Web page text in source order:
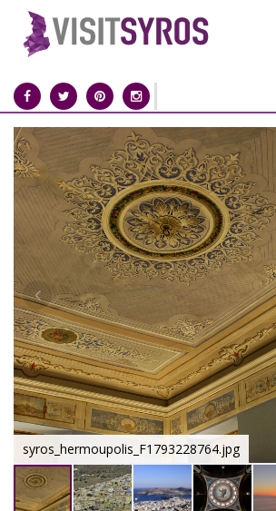
syros_hermoupolis_F1793228764.jpg